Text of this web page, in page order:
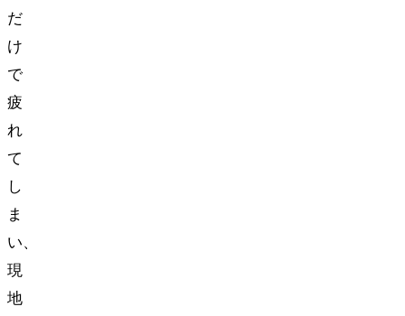
だ
け
で
疲
れ
て
し
ま
い、
現
地